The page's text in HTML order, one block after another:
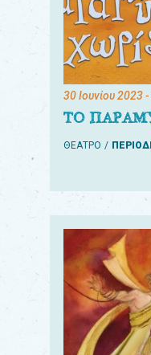
30 Ιουνίου 2023-
ΤΟ
ΘΕΑΤΡΟ